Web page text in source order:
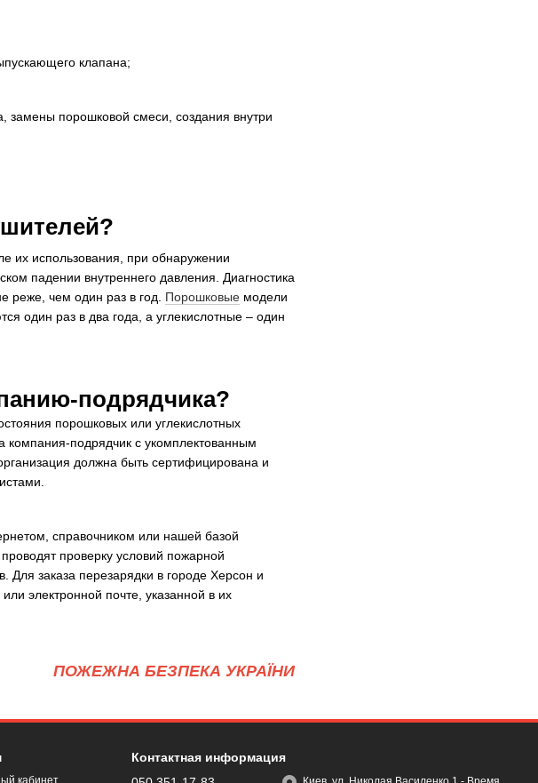
клапана;
замены порошковой смеси, создания внутри
их использования, при обнаружении
падении внутреннего давления. Диагностика
реже, чем один раз в год. Порошковые модели
один раз в два года, а углекислотные – один
подрядчика?
порошковых или углекислотных
компания-подрядчик с укомплектованным
должна быть сертифицирована и
справочником или нашей базой
проверку условий пожарной
Для заказа перезарядки в городе Херсон и
электронной почте, указанной в их
ПОЖЕЖНА БЕЗПЕКА УКРАЇНИ
кабинет
Контактная информация